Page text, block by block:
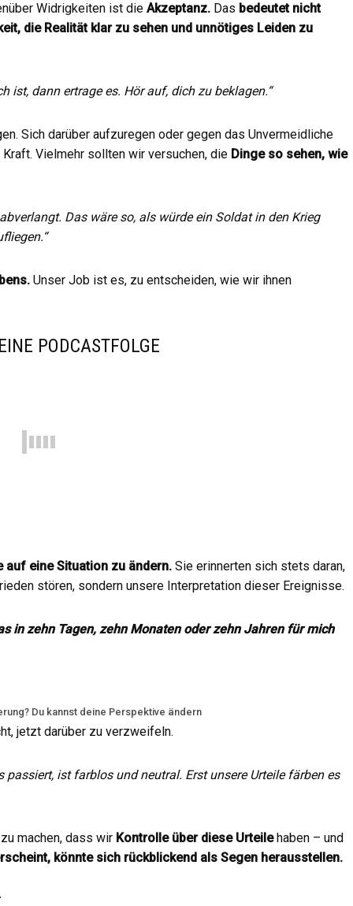
Widrigkeiten ist die Akzeptanz. Das bedeutet nicht
die Realität klar zu sehen und unnötiges Leiden zu
ist, dann ertrage es. Hör auf, dich zu beklagen.“
Sich darüber aufzuregen oder gegen das Unvermeidliche
Vielmehr sollten wir versuchen, die Dinge so sehen, wie
Das wäre so, als würde ein Soldat in den Krieg
Unser Job ist es, zu entscheiden, wie wir ihnen
PODCASTFOLGE
auf eine Situation zu ändern. Sie erinnerten sich stets daran,
stören, sondern unsere Interpretation dieser Ereignisse.
in zehn Tagen, zehn Monaten oder zehn Jahren für mich
Du kannst deine Perspektive ändern
jetzt darüber zu verzweifeln.
passiert, ist farblos und neutral. Erst unsere Urteile färben es
machen, dass wir Kontrolle über diese Urteilehaben – und
könnte sich rückblickend als Segen herausstellen.